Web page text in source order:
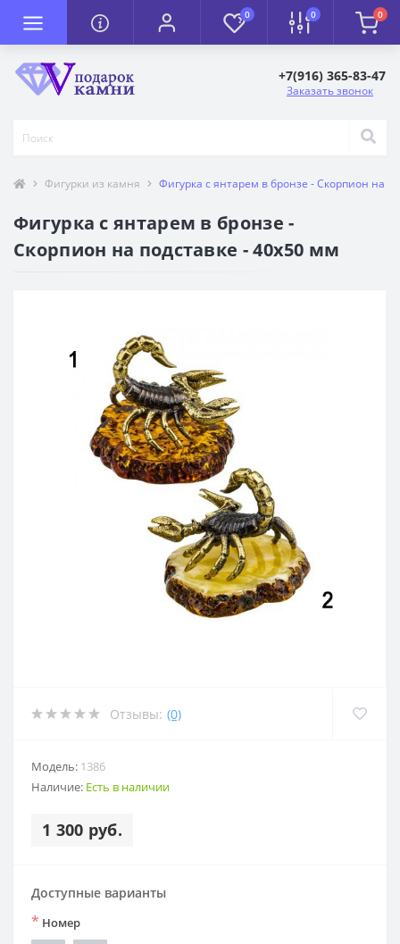
0 0 0
+7(916) 365-83-47
Заказать звонок
Фигурки из камня Фигурка с янтарем в бронзе - Скорпион на
Фигурка с янтарем в бронзе -
Скорпион на подставке - 40х50 мм
Отзывы: (0)
Модель: 1386
Наличие: Есть в наличии
1 300 руб.
Доступные варианты
* Номер